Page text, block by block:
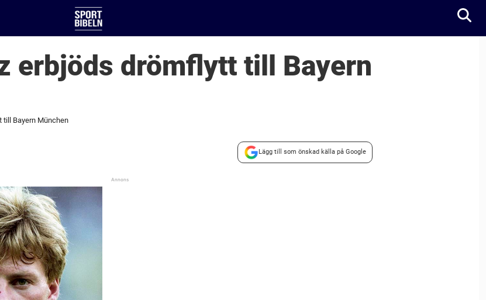
erbjöds drömflytt till Bayern
till Bayern München
Lägg till som önskad källa på Google